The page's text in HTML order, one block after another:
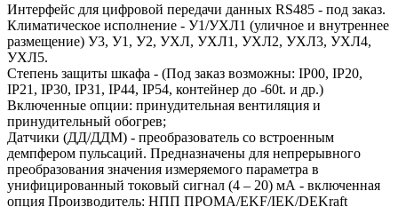
Интерфейс для цифровой передачи данных RS485 - под заказ.
Климатическое исполнение - У1/УХЛ1 (уличное и внутреннее
размещение) У3, У1, У2, УХЛ, УХЛ1, УХЛ2, УХЛ3, УХЛ4,
УХЛ5.
Степень защиты шкафа - (Под заказ возможны: IP00, IP20,
IP21, IP30, IP31, IP44, IP54, контейнер до -60t. и др.)
Включенные опции: принудительная вентиляция и
принудительный обогрев;
Датчики (ДД/ДДМ) - преобразователь со встроенным
демпфером пульсаций. Предназначены для непрерывного
преобразования значения измеряемого параметра в
унифицированный токовый сигнал (4 – 20) мА - включенная
опция Производитель: НПП ПРОМА/EKF/IEK/DEKraft